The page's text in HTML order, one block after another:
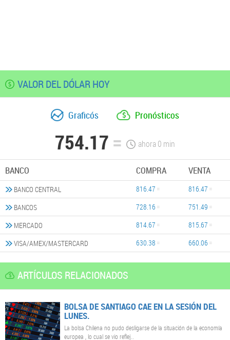
VALOR DEL DÓLAR HOY
Graficós Pronósticos
754.17 ahora0 min
BANCO COMPRA VENTA
BANCO CENTRAL 816.47
816.47
BANCOS
728.16
751.49
MERCADO
814.67
815.67
VISA/AMEX/MASTERCARD
630.38 660.06
ARTÍCULOS RELACIONADOS
BOLSA DE SANTIAGO CAE EN LA SESIÓN DEL
LUNES.
La bolsa Chilena no pudo desligarse de la situación de la economía
europea , lo cual se vio reflej..